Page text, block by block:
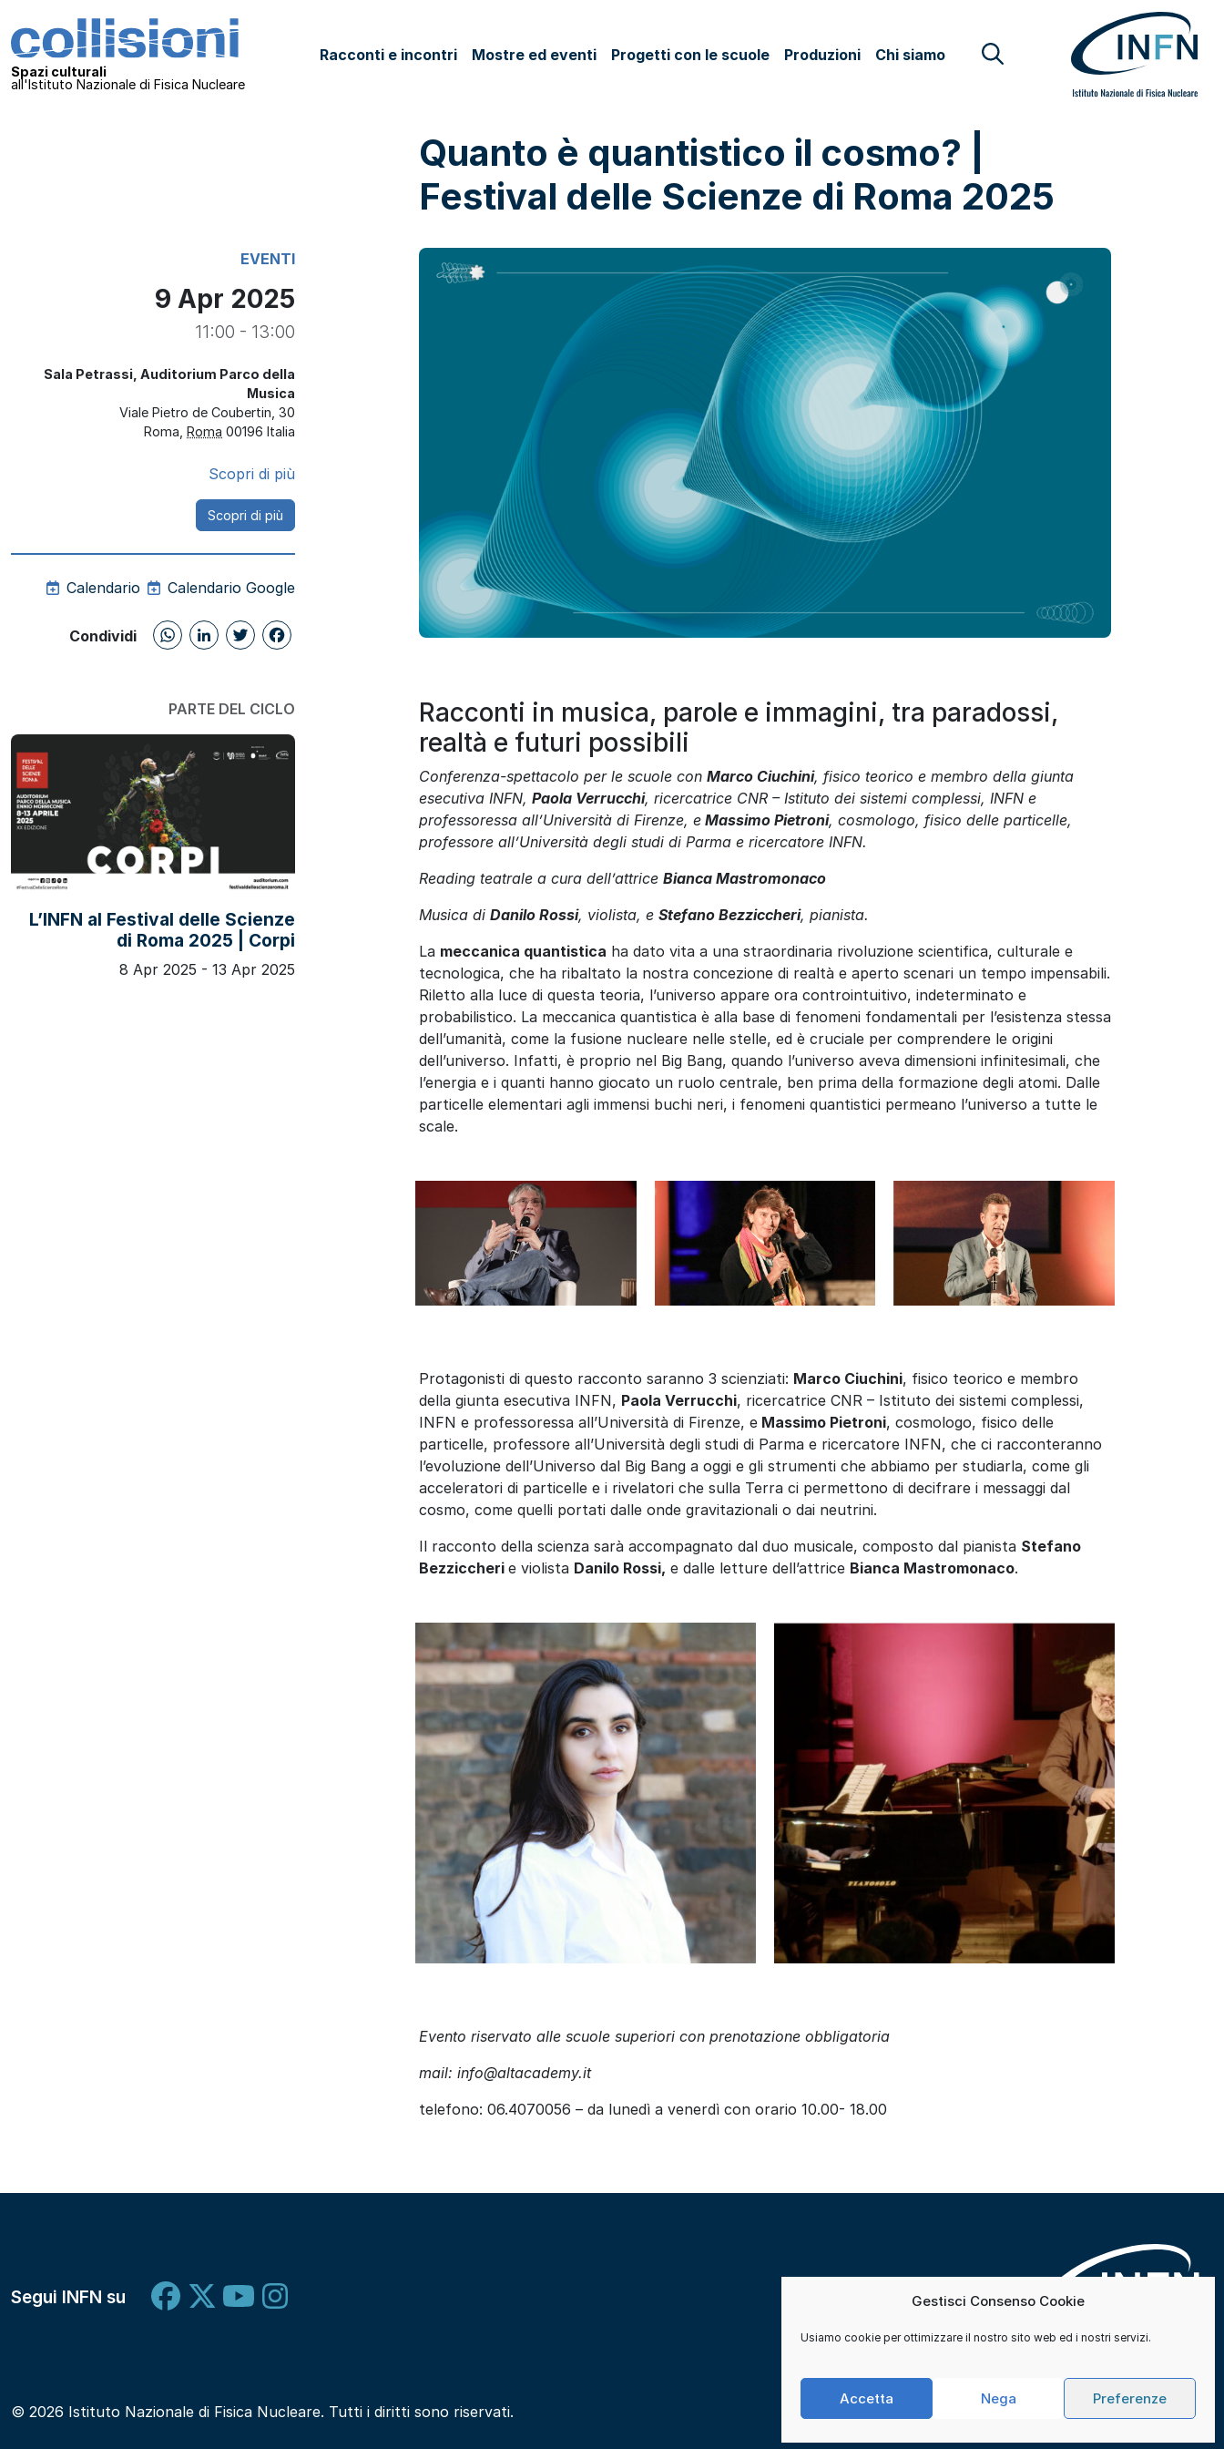
Gestisci Consenso Cookie
Usiamo cookie per ottimizzare il nostro sito web ed i nostri servizi.
Accetta Nega Preferenze
Navigazione principale
Collisioni – INFN
Spazi culturali
all'Istituto Nazionale di Fisica Nucleare
Racconti e incontri Mostre ed eventi Progetti con le scuole Produzioni Chi siamo
Quanto è quantistico il cosmo? |
Festival delle Scienze di Roma 2025
EVENTI
9 Apr 2025
11:00 - 13:00
Sala Petrassi, Auditorium Parco della
Musica
Viale Pietro de Coubertin, 30
Roma, Roma 00196 Italia
Scopri di più
Scopri di più
Calendario Calendario Google
Condividi WhatsApp
LinkedIn
TwitterFacebook
PARTE DEL CICLO
L’INFN al Festival delle Scienze
di Roma 2025 | Corpi
8 Apr 2025 - 13 Apr 2025
Racconti in musica, parole e immagini, tra paradossi,
realtà e futuri possibili
Conferenza-spettacolo per le scuole con Marco Ciuchini, fisico teorico e membro della giunta
esecutiva INFN, Paola Verrucchi, ricercatrice CNR – Istituto dei sistemi complessi, INFN e
professoressa all’Università di Firenze, e Massimo Pietroni, cosmologo, fisico delle particelle,
professore all’Università degli studi di Parma e ricercatore INFN.
Reading teatrale a cura dell’attrice Bianca Mastromonaco
Musica di Danilo Rossi, violista, e Stefano Bezziccheri, pianista.
La meccanica quantistica ha dato vita a una straordinaria rivoluzione scientifica, culturale e
tecnologica, che ha ribaltato la nostra concezione di realtà e aperto scenari un tempo impensabili.
Riletto alla luce di questa teoria, l’universo appare ora controintuitivo, indeterminato e
probabilistico. La meccanica quantistica è alla base di fenomeni fondamentali per l’esistenza stessa
dell’umanità, come la fusione nucleare nelle stelle, ed è cruciale per comprendere le origini
dell’universo. Infatti, è proprio nel Big Bang, quando l’universo aveva dimensioni infinitesimali, che
l’energia e i quanti hanno giocato un ruolo centrale, ben prima della formazione degli atomi. Dalle
particelle elementari agli immensi buchi neri, i fenomeni quantistici permeano l’universo a tutte le
scale.
Protagonisti di questo racconto saranno 3 scienziati: Marco Ciuchini, fisico teorico e membro
della giunta esecutiva INFN, Paola Verrucchi, ricercatrice CNR – Istituto dei sistemi complessi,
INFN e professoressa all’Università di Firenze, e Massimo Pietroni, cosmologo, fisico delle
particelle, professore all’Università degli studi di Parma e ricercatore INFN, che ci racconteranno
l’evoluzione dell’Universo dal Big Bang a oggi e gli strumenti che abbiamo per studiarla, come gli
acceleratori di particelle e i rivelatori che sulla Terra ci permettono di decifrare i messaggi dal
cosmo, come quelli portati dalle onde gravitazionali o dai neutrini.
Il racconto della scienza sarà accompagnato dal duo musicale, composto dal pianista Stefano
Bezziccheri e violista Danilo Rossi, e dalle letture dell’attrice Bianca Mastromonaco.
Evento riservato alle scuole superiori con prenotazione obbligatoria
mail: info@altacademy.it
telefono: 06.4070056 – da lunedì a venerdì con orario 10.00- 18.00
Segui INFN su
Cookie e consensi Credits
© 2026 Istituto Nazionale di Fisica Nucleare. Tutti i diritti sono riservati.